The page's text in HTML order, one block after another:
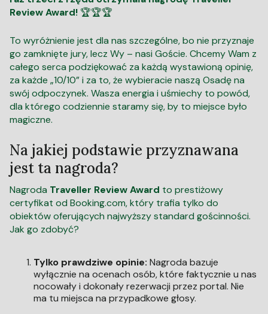
Review Award! 🏆🏆🏆
To wyróżnienie jest dla nas szczególne, bo nie przyznaje
go zamknięte jury, lecz Wy – nasi Goście. Chcemy Wam z
całego serca podziękować za każdą wystawioną opinię,
za każde „10/10” i za to, że wybieracie naszą Osadę na
swój odpoczynek. Wasza energia i uśmiechy to powód,
dla którego codziennie staramy się, by to miejsce było
magiczne.
Na jakiej podstawie przyznawana
jest ta nagroda?
Nagroda Traveller Review Award to prestiżowy
certyfikat od Booking.com, który trafia tylko do
obiektów oferujących najwyższy standard gościnności.
Jak go zdobyć?
Tylko prawdziwe opinie: Nagroda bazuje
wyłącznie na ocenach osób, które faktycznie u nas
nocowały i dokonały rezerwacji przez portal. Nie
ma tu miejsca na przypadkowe głosy.